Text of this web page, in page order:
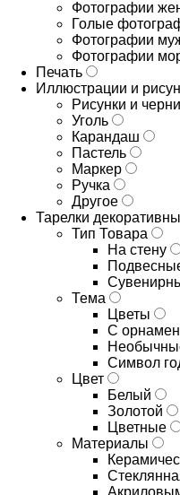
Фотографии
Голые
Фотографии
Фотографии
Печать
Иллюстрации и
Рисунки и
Уголь
Карандаш
Пастель
Маркер
Ручка
Другое
Тарелки
Тип Товара
На стену
Тема
Цветы
С
Символ
Цвет
Белый
Золотой
Цветные
Материалы